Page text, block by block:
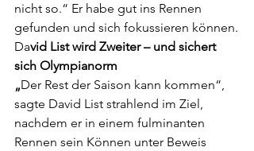
nicht so.“ Er habe gut ins Rennen
gefunden und sich fokussieren können.
David List wird Zweiter – und sichert
sich Olympianorm
„Der Rest der Saison kann kommen“,
sagte David List strahlend im Ziel,
nachdem er in einem fulminanten
Rennen sein Können unter Beweis